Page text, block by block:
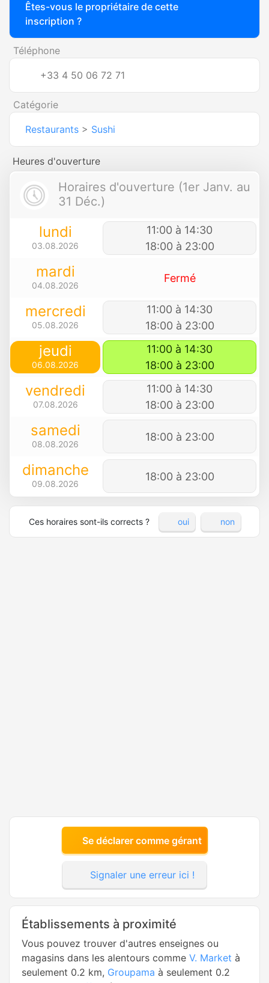
Êtes-vous le propriétaire de cette
inscription ?
Téléphone
+33 4 50 06 72 71
Catégorie
Restaurants > Sushi
Heures d'ouverture
Horaires d'ouverture (1er Janv. au
31 Déc.)
lundi
03.08.2026
11:00 à 14:30
18:00 à 23:00
mardi
04.08.2026
Fermé
mercredi
05.08.2026
11:00 à 14:30
18:00 à 23:00
jeudi
06.08.2026
11:00 à 14:30
18:00 à 23:00
vendredi
07.08.2026
11:00 à 14:30
18:00 à 23:00
samedi
08.08.2026
18:00 à 23:00
dimanche
09.08.2026
18:00 à 23:00
Ces horaires sont-ils corrects ? oui non
Se déclarer comme gérant
Signaler une erreur ici !
Établissements à proximité
Vous pouvez trouver d'autres enseignes ou
magasins dans les alentours comme V. Market à
seulement 0.2 km, Groupama à seulement 0.2